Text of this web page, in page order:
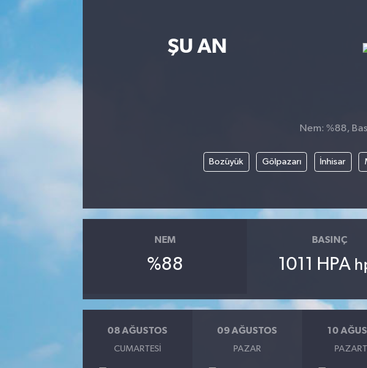
ŞU AN
Nem: %88,
Bozüyük Gölpazarı İnhisar
NEM
%88
BASINÇ
1011 HPA
08 AĞUSTOS
CUMARTESI
09 AĞUSTOS
PAZAR
10
TEKNOLOJİ